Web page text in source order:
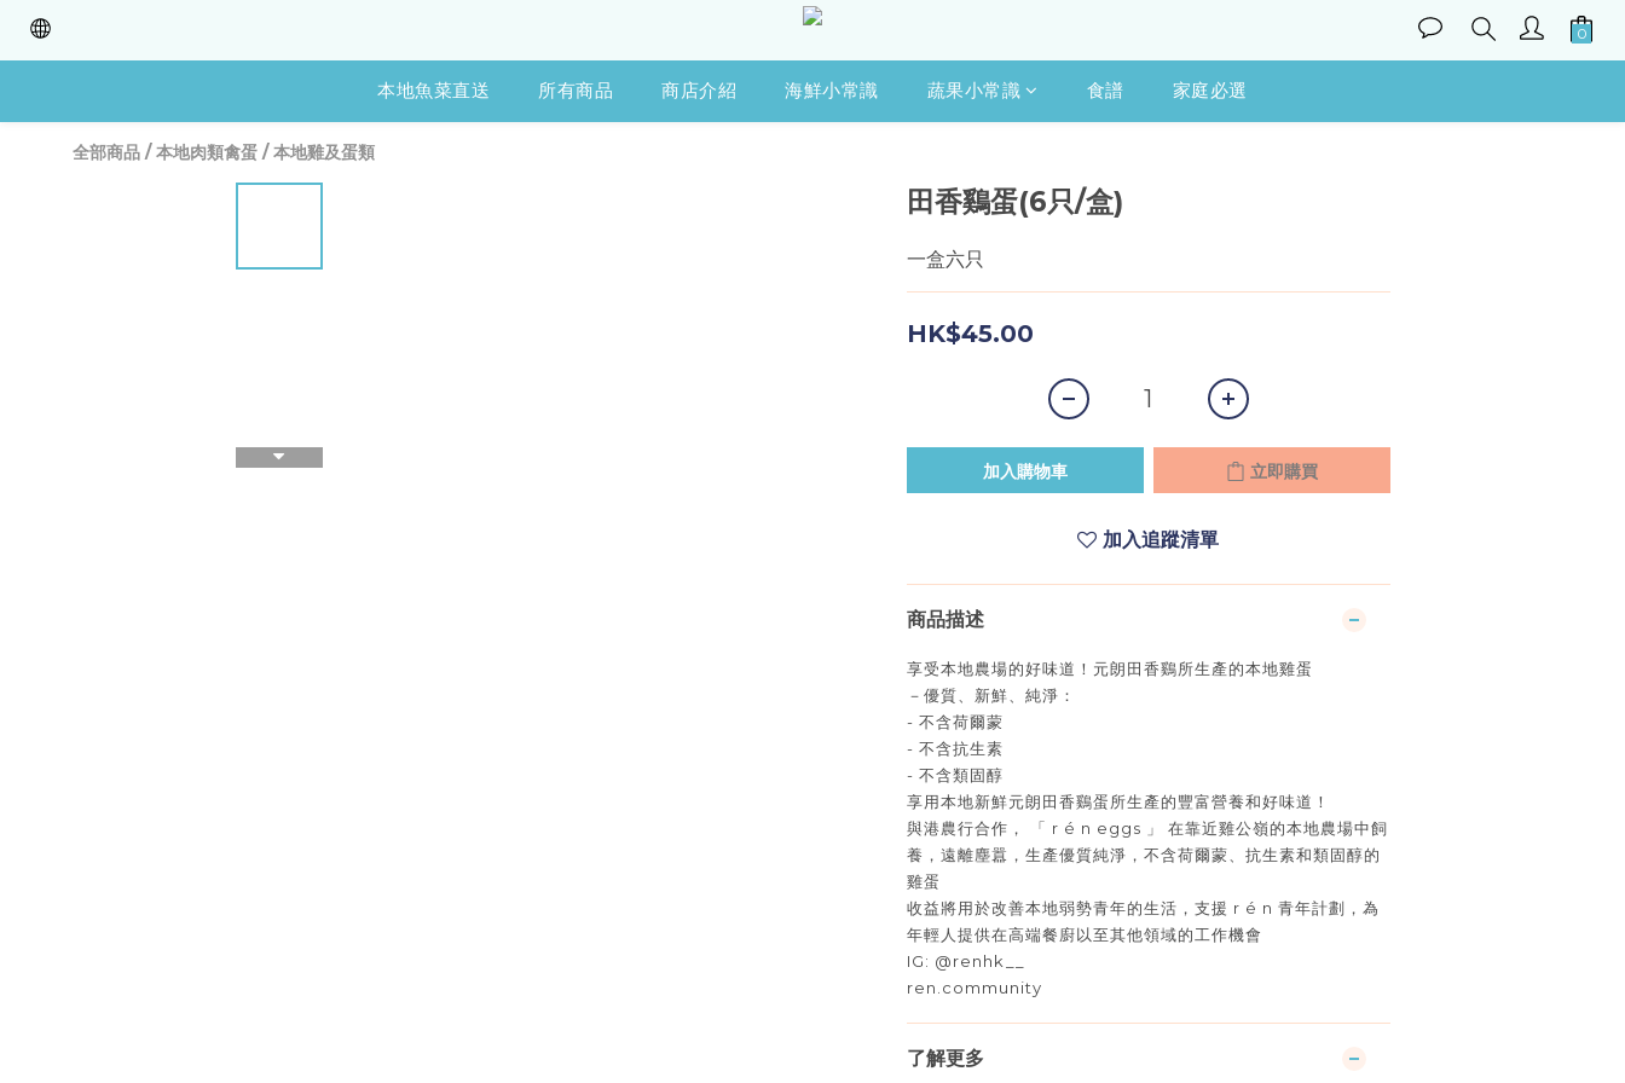
本地魚菜直送 所有商品 商店介紹 海鮮小常識 蔬果小常識 食譜 家庭必選
全部商品 /本地肉類禽蛋 /本地雞及蛋類
田香鷄蛋(6只/盒)
一盒六只
HK$45.00
加入購物車 立即購買
加入追蹤清單
商品描述
享受本地農場的好味道！ 元朗田香鷄所生產的本地雞蛋
－優質、新鮮、純淨：
- 不含荷爾蒙
- 不含抗生素
- 不含類固醇
享用本地新鮮元朗田香鷄蛋所生產的豐富營養和好味道！
與港農行合作，
「 r é n eggs 」
在靠近雞公嶺的本地農場中飼
養，遠離塵囂，生產優質純淨，不含荷爾蒙、抗生素和類固醇的
雞蛋
收益將用於改善本地弱勢青年的生活，支援 r é n 青年計劃，為
年輕人提供在高端餐廚以至其他領域的工作機會
IG: @renhk__
ren.community
了解更多